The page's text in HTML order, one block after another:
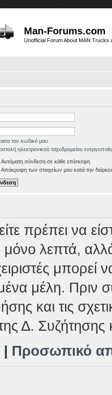
Man-Forums.com
Unofficial Forum About MAN Trucks
τον κωδικό μου
ηλεκτρονικού ταχυδρομείου
Αυτόματη σύνδεση σε κάθε επίσκεψη
Απόκρυψη των στοιχείων μου κατά την
πρέπει να
μόνο λεπτά,
μέλη. Πριν
και τις
Δ.
| Προσωπικό